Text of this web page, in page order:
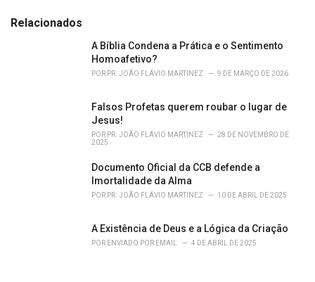
o
r:Relacionados
A Bíblia Condena a Prática e o Sentimento
Homoafetivo?
POR PR. JOÃO FLÁVIO MARTINEZ 9 DE MARÇO DE 2026
Falsos Profetas querem roubar o lugar de
Jesus!
POR PR. JOÃO FLÁVIO MARTINEZ
28 DE NOVEMBRO DE
2025
Documento Oficial da CCB defende a
Imortalidade da Alma
POR PR. JOÃO FLÁVIO MARTINEZ 10 DE ABRIL DE 2025
A Existência de Deus e a Lógica da Criação
POR ENVIADO POR EMAIL 4 DE ABRIL DE 2025